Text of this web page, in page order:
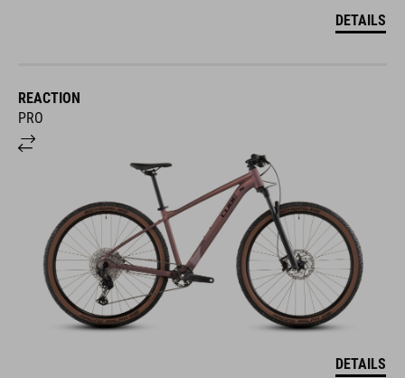
DETAILS
REACTION
PRO
DETAILS